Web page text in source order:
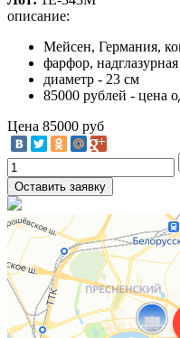
описание:
Мейсен, Германия,
фарфор,
диаметр - 23 см
85000 рублей - цена
Цена 85000 руб